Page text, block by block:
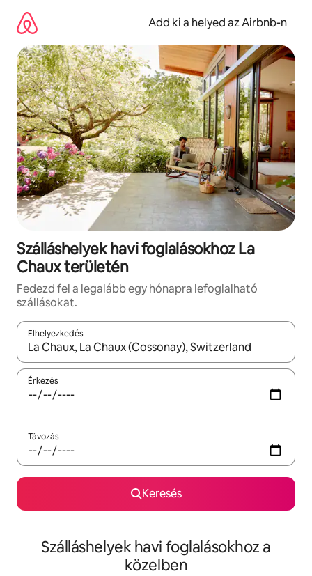
tartalomra
Add ki a helyed az Airbnb-n
Szálláshelyek havi foglalásokhoz La
Chaux területén
Fedezd fel a legalább egy hónapra lefoglalható
szállásokat.
Elhelyezkedés
Az eredmények között a felfelé és a lefelé nyíllal
Érkezés
Távozás
Keresés
Szálláshelyek havi foglalásokhoz a
közelben